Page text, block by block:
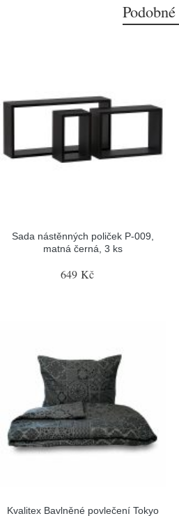
Sada nástěnných poliček P-009,
matná černá, 3 ks
649 Kč
Kvalitex Bavlněné povlečení Tokyo